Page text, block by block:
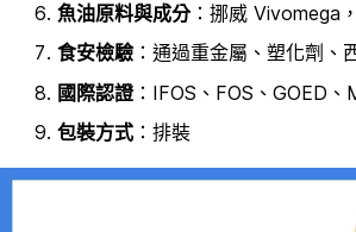
魚油原料與成分：挪威 Vivomega
食安檢驗 ：通過重金屬、塑化劑、
國際認證：IFOS、FOS、GOED
包裝方式 ：排裝